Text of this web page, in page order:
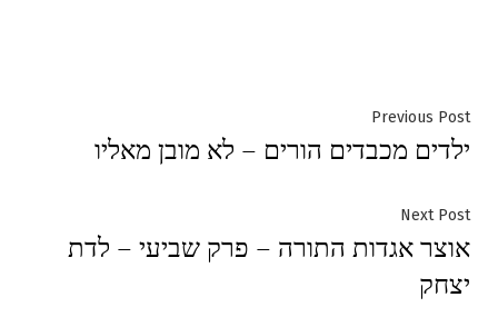
ניווט
Previous Post
post:
ילדים מכבדים הורים – לא מובן מאליו
Next Post
post:
אוצר אגדות התורה – פרק שביעי – לדת
יצחק